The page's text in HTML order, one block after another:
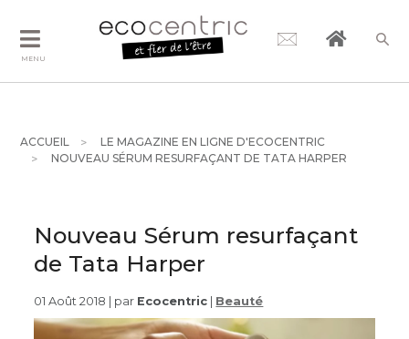
MENU
ACCUEIL
LE MAGAZINE EN LIGNE D'ECOCENTRIC
NOUVEAU SÉRUM RESURFAÇANT DE TATA HARPER
Nouveau Sérum resurfaçant
de Tata Harper
01 Août 2018 | par Ecocentric Beauté